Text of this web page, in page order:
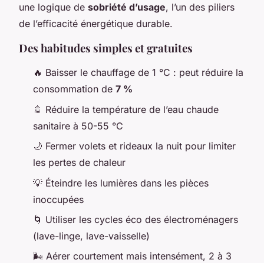
une logique de sobriété d’usage, l’un des piliers
de l’efficacité énergétique durable.
Des habitudes simples et gratuites
🔥 Baisser le chauffage de 1 °C : peut réduire la
consommation de 7 %
🚿 Réduire la température de l’eau chaude
sanitaire à 50-55 °C
🌙 Fermer volets et rideaux la nuit pour limiter
les pertes de chaleur
💡 Éteindre les lumières dans les pièces
inoccupées
🌀 Utiliser les cycles éco des électroménagers
(lave-linge, lave-vaisselle)
🌬️ Aérer courtement mais intensément, 2 à 3